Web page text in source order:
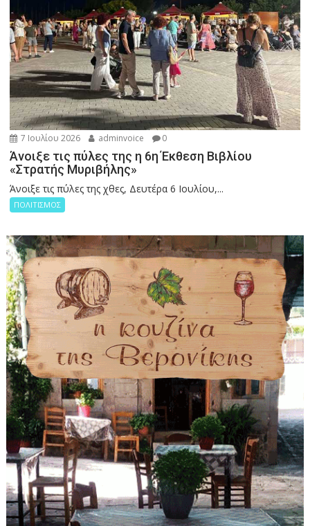
7 Ιουλίου 2026 adminvoice 0
Άνοιξε τις πύλες της η 6η Έκθεση Βιβλίου
«Στρατής Μυριβήλης»
Άνοιξε τις πύλες της χθες, Δευτέρα 6 Ιουλίου,...
ΠΟΛΙΤΙΣΜΟΣ